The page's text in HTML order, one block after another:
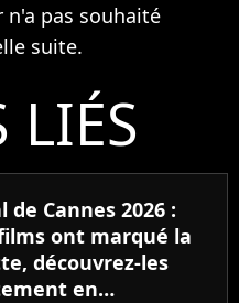
n'a pas souhaité
suite.
LIÉS
de Cannes 2026 :
ont marqué la
découvrez-les
en